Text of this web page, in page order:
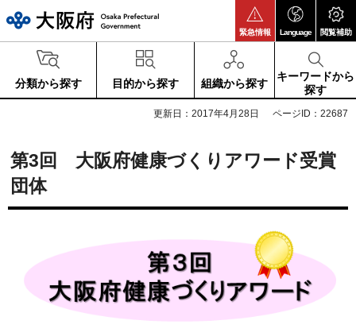
緊急情報 Language 閲覧補助
分類から探す 目的から探す 組織から探す
キーワードから
探す
更新日：2017年4月28日 ページID：22687
第3回 大阪府健康づくりアワード受賞
団体